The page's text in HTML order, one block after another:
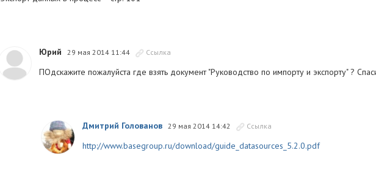
Юрий 29 мая 2014 11:44 Ссылка
ПОдскажите пожалуйста где взять документ "Руководство по импорту и экспорту" ?
Дмитрий Голованов 29 мая 2014 14:42 Ссылка
http://www.basegroup.ru/download/guide_datasources_5.2.0.pdf